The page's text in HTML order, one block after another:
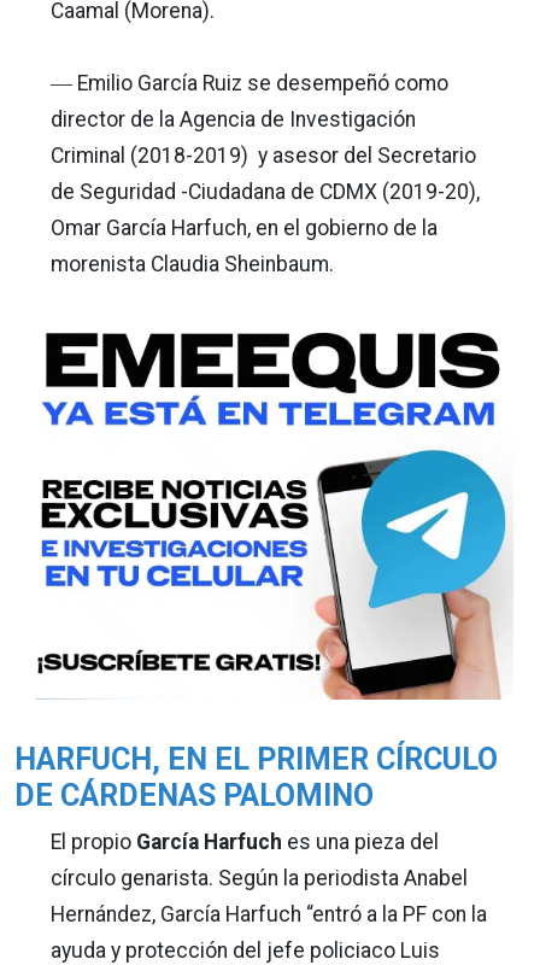
Caamal (Morena).
― Emilio García Ruiz se desempeñó como
director de la Agencia de Investigación
Criminal (2018-2019) y asesor del Secretario
de Seguridad -Ciudadana de CDMX (2019-20),
Omar García Harfuch, en el gobierno de la
morenista Claudia Sheinbaum.
HARFUCH, EN EL PRIMER CÍRCULO
DE CÁRDENAS PALOMINO
El propio García Harfuch es una pieza del
círculo genarista. Según la periodista Anabel
Hernández, García Harfuch “entró a la PF con la
ayuda y protección del jefe policiaco Luis